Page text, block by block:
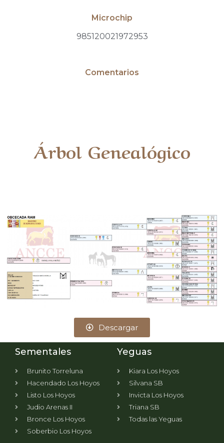
Microchip
985120021972953
Comentarios
Árbol Genealógico
Descargar
Sementales
Brunito Torreluna
Hacendado Los Hoyos
Listo Los Hoyos
Judio Arenas II
Bronce Los Hoyos
Soberbio Los Hoyos
Yeguas
Kiara Los Hoyos
Silvana SB
Invicta Los Hoyos
Triana SB
Todas las Yeguas